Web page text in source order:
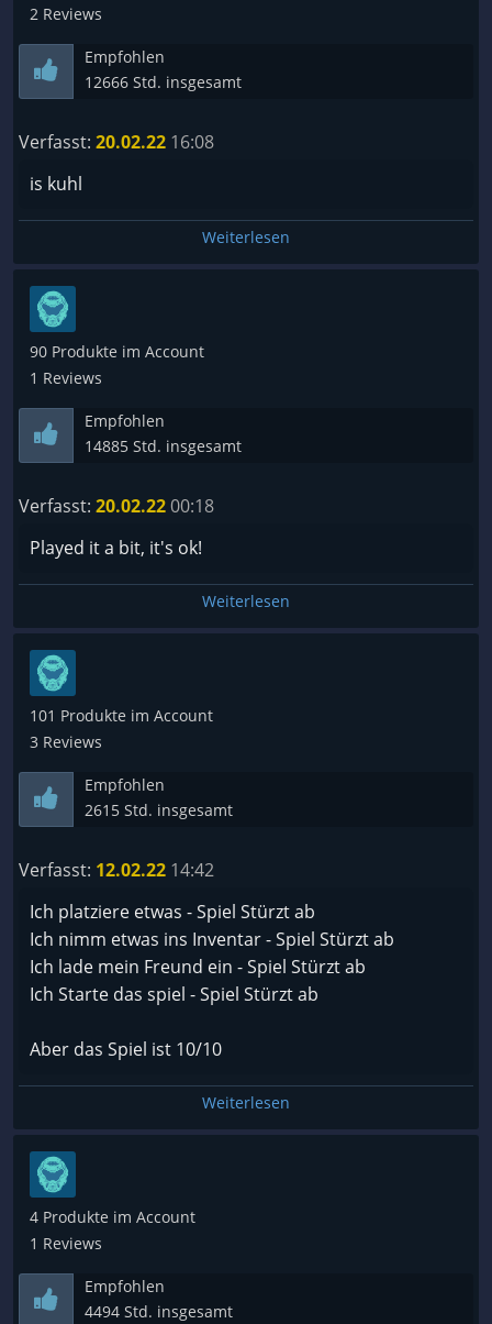
2 Reviews
Empfohlen
12666 Std. insgesamt
Verfasst: 20.02.22 16:08
is kuhl
Weiterlesen
90 Produkte im Account
1 Reviews
Empfohlen
14885 Std. insgesamt
Verfasst: 20.02.2200:18
Played it a bit, it's ok!
Weiterlesen
101 Produkte im Account
3 Reviews
Empfohlen
2615 Std. insgesamt
Verfasst: 12.02.22 14:42
Ich platziere etwas - Spiel Stürzt ab
Ich nimm etwas ins Inventar - Spiel Stürzt ab
Ich lade mein Freund ein - Spiel Stürzt ab
Ich Starte das spiel - Spiel Stürzt ab
Aber das Spiel ist 10/10
Weiterlesen
4 Produkte im Account
1 Reviews
Empfohlen
4494 Std. insgesamt